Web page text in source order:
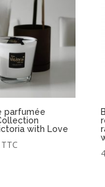
parfumée
with Love
TTC